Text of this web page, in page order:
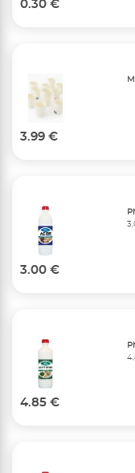
0.30 €
3.99 €
3.00 €
4.85 €